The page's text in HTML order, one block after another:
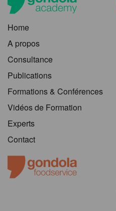
Home
A propos
Consultance
Publications
Formations & Conférences
Vidéos de Formation
Experts
Contact